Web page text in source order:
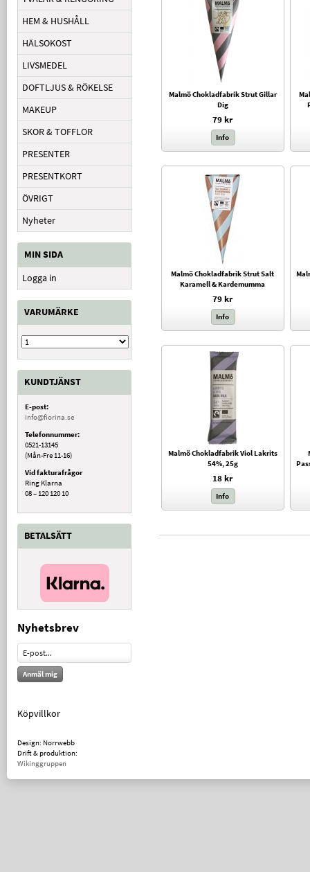
HEM & HUSHÅLL
HÄLSOKOST
LIVSMEDEL
DOFTLJUS & RÖKELSE
MAKEUP
SKOR & TOFFLOR
PRESENTER
PRESENTKORT
ÖVRIGT
Nyheter
MIN SIDA
Logga in
VARUMÄRKE
KUNDTJÄNST
E-post:
info@fiorina.se
Telefonnummer:
0521-13145
(Mån-Fre 11-16)
Vid fakturafrågor
Ring Klarna
08 – 120 120 10
BETALSÄTT
Nyhetsbrev
Anmäl mig
Köpvillkor
Design: Norrwebb
Drift & produktion:
Wikinggruppen
Malmö Chokladfabrik Strut Gillar
Dig
79 kr
Info
Malmö Chokladfabrik Strut Salt
Karamell & Kardemumma
79 kr
Info
Malmö Chokladfabrik Viol Lakrits
54%, 25g
18 kr
Info